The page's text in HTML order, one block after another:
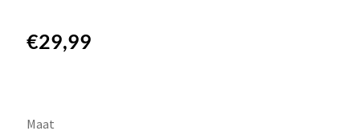
€29,99
Maat